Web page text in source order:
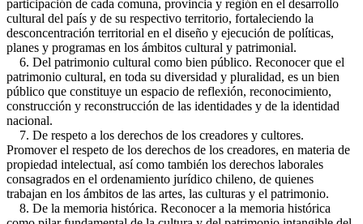
participación de cada comuna, provincia y región en el desarrollo
cultural del país y de su respectivo territorio, fortaleciendo la
desconcentración territorial en el diseño y ejecución de políticas,
planes y programas en los ámbitos cultural y patrimonial.
6. Del patrimonio cultural como bien público. Reconocer que el
patrimonio cultural, en toda su diversidad y pluralidad, es un bien
público que constituye un espacio de reflexión, reconocimiento,
construcción y reconstrucción de las identidades y de la identidad
nacional.
7. De respeto a los derechos de los creadores y cultores.
Promover el respeto de los derechos de los creadores, en materia de
propiedad intelectual, así como también los derechos laborales
consagrados en el ordenamiento jurídico chileno, de quienes
trabajan en los ámbitos de las artes, las culturas y el patrimonio.
8. De la memoria histórica. Reconocer a la memoria histórica